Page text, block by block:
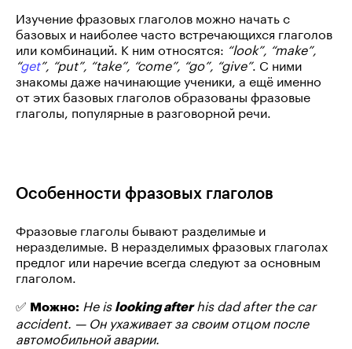
Изучение фразовых глаголов можно начать с
базовых и наиболее часто встречающихся глаголов
или комбинаций. К ним относятся: “look”, “make”,
“get”, “put”, “take”, “come”, “go”, “give”. С ними
знакомы даже начинающие ученики, а ещё именно
от этих базовых глаголов образованы фразовые
глаголы, популярные в разговорной речи.
Особенности фразовых глаголов
Фразовые глаголы бывают разделимые и
неразделимые. В неразделимых фразовых глаголах
предлог или наречие всегда следуют за основным
глаголом.
✅ Можно: He is looking afterhis dad after the car
accident. — Он ухаживает за своим отцом после
автомобильной аварии.